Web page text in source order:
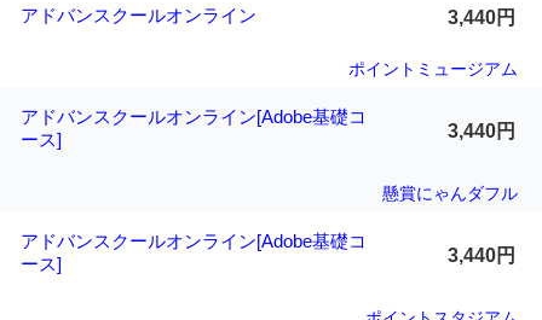
アドバンスクールオンライン 3,440円
ポイントミュージアム
アドバンスクールオンライン[Adobe基礎コ
ース]
3,440円
懸賞にゃんダフル
アドバンスクールオンライン[Adobe基礎コ
ース]
3,440円